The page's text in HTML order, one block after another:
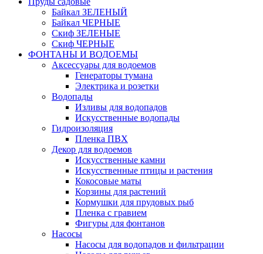
Байкал ЗЕЛЕНЫЙ
Байкал ЧЕРНЫЕ
Скиф ЗЕЛЕНЫЕ
Скиф ЧЕРНЫЕ
ФОНТАНЫ И ВОДОЕМЫ
Аксессуары для водоемов
Генераторы тумана
Электрика и розетки
Водопады
Изливы для водопадов
Искусственные водопады
Гидроизоляция
Пленка ПВХ
Декор для водоемов
Искусственные камни
Искусственные птицы и растения
Кокосовые маты
Корзины для растений
Кормушки для прудовых рыб
Пленка с гравием
Фигуры для фонтанов
Насосы
Насосы для водопадов и фильтрации